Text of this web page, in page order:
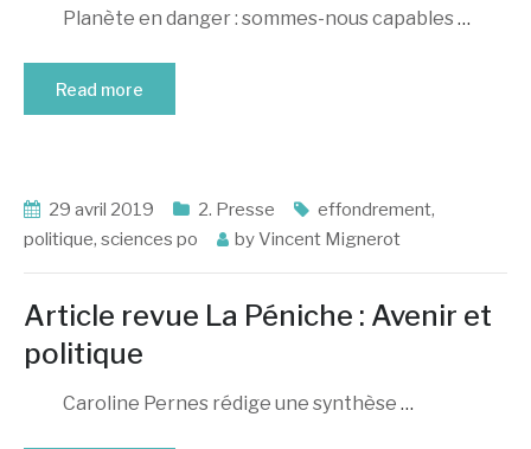
Planète en danger : sommes-nous capables …
Read more
29 avril 2019 2. Presse effondrement,
politique, sciences po byVincent Mignerot
Article revue La Péniche : Avenir et
politique
Caroline Pernes rédige une synthèse …